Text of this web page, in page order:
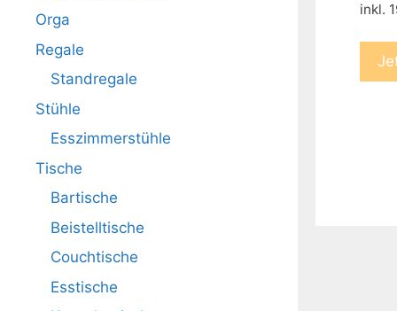
inkl.
Orga
Regale
Standregale
Stühle
Esszimmerstühle
Tische
Bartische
Beistelltische
Couchtische
Esstische